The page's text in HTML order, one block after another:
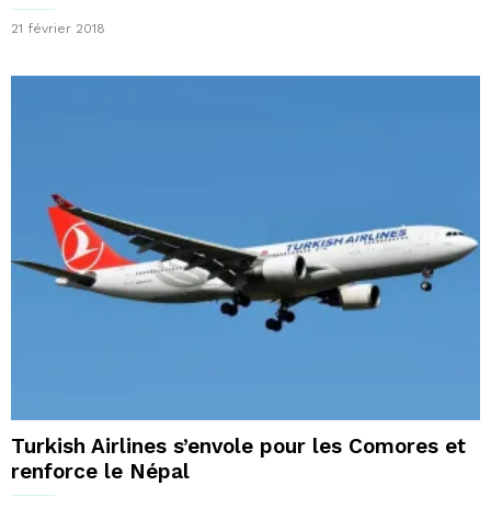
21 février 2018
Turkish Airlines s’envole pour les Comores et
renforce le Népal